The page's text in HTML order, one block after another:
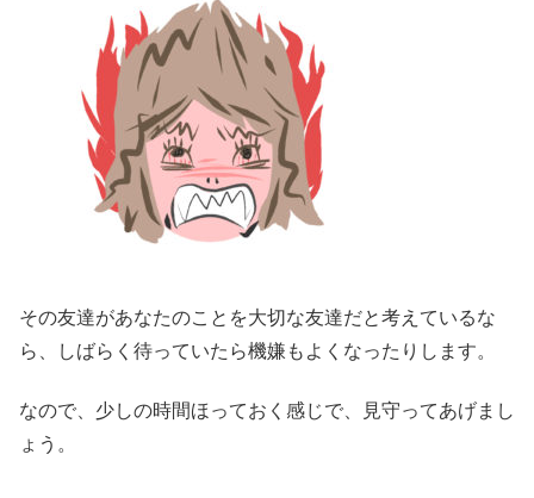
その友達があなたのことを大切な友達だと考えているな
ら、しばらく待っていたら機嫌もよくなったりします。
なので、少しの時間ほっておく感じで、見守ってあげまし
ょう。